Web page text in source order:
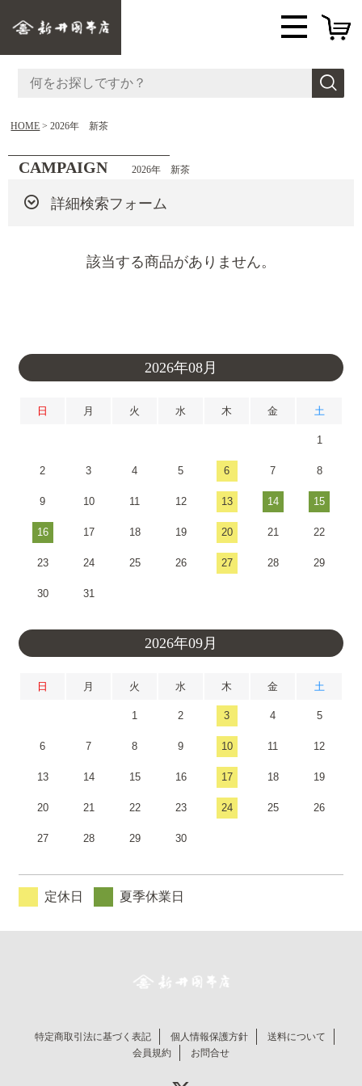
HOME 2026年 新茶
CAMPAIGN 2026年 新茶
詳細検索フォーム
該当する商品がありません。
2026年08月
日 月 火 水 木 金 土
1
2 3 4 5 6 7 8
9 10 11 12 13 14 15
16 17 18 19 20 21 22
23 24 25 26 27 28 29
30 31
2026年09月
日 月 火 水 木 金 土
1 2 3 4 5
6 7 8 9 10 11 12
13 14 15 16 17 18 19
20 21 22 23 24 25 26
27 28 29 30
定休日 夏季休業日
特定商取引法に基づく表記 個人情報保護方針
送料について
会員規約
お問合せ